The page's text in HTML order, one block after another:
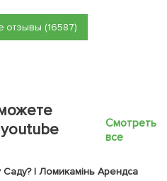
отзывы (16587)
Смотреть
все
| Ломикамінь Арендса